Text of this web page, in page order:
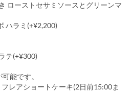
ローストセサミソースとグリーンマ
ハラミ(+¥2,200)
テ(+¥300)
能です。
レアショートケーキ(2日前15:00ま